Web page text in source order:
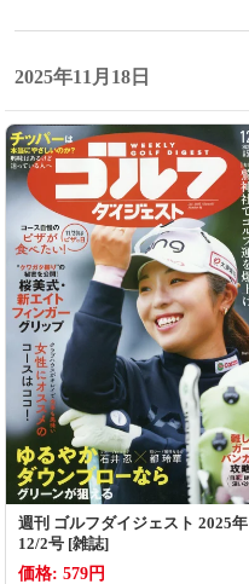
2025年11月18日
週刊 ゴルフダイジェスト 2025年
12/2号 [雑誌]
価格: 579円